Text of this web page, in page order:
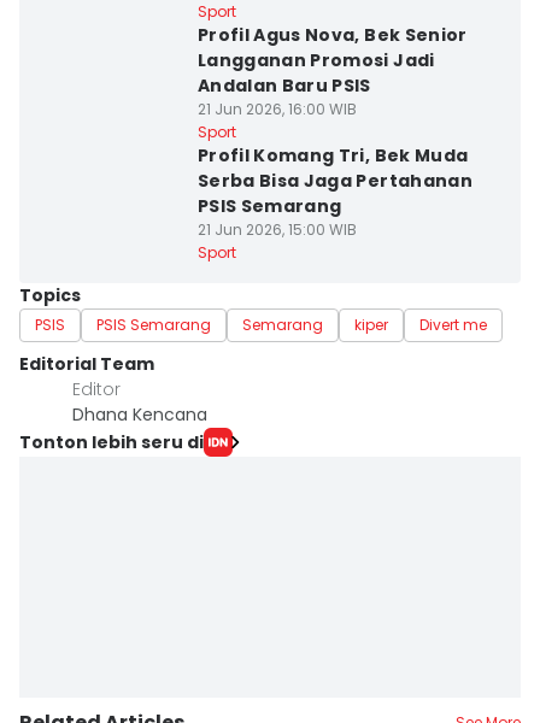
Sport
Profil Agus Nova, Bek Senior
Langganan Promosi Jadi
Andalan Baru PSIS
21 Jun 2026, 16:00 WIB
Sport
Profil Komang Tri, Bek Muda
Serba Bisa Jaga Pertahanan
PSIS Semarang
21 Jun 2026, 15:00 WIB
Sport
Topics
PSIS PSIS Semarang Semarang kiper Divert me
Editorial Team
Editor
Dhana Kencana
Tonton lebih seru di